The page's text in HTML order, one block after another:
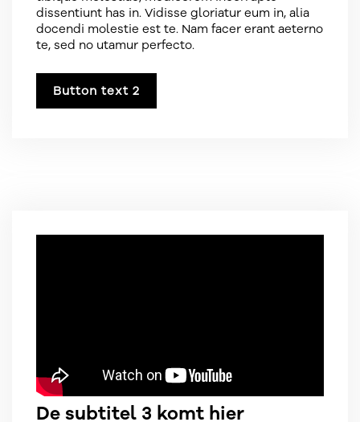
dissentiunt has in. Vidisse gloriatur eum in, alia
docendi molestie est te. Nam facer erant aeterno
te, sed no utamur perfecto.
Button text 2
De subtitel 3 komt hier